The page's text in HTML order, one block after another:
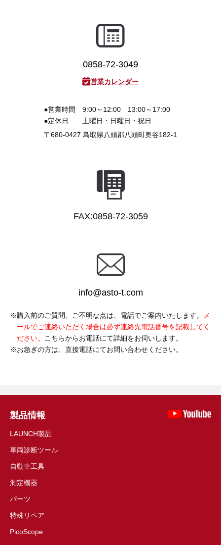
0858-72-3049
営業カレンダー
●営業時間
9:00～12:00 13:00～17:00
●定休日
土曜日・日曜日・祝日
〒680-0427 鳥取県八頭郡八頭町奥谷182-1
FAX:0858-72-3059
info@asto-t.com
購入前のご質問、ご不明な点は、電話でご案内いたします。
メ
ールでご連絡いただく場合は必ず連絡先電話番号を記載してく
ださい。
こちらからお電話にて詳細をお伺いします。
お急ぎの方は、直接電話にてお問い合わせください。
製品情報
LAUNCH製品
車両診断ツール
自動車工具
測定機器
パーツ
特殊リペア
PicoScope